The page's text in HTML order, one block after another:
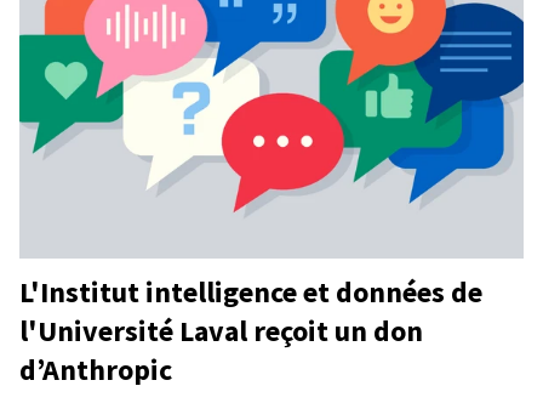
L'Institut intelligence et données de
l'Université Laval reçoit un don
d’Anthropic